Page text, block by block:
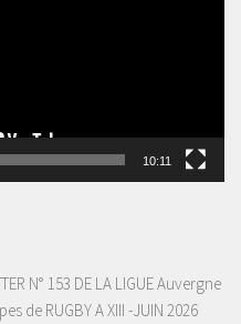
10:11
N° 153 DE LA LIGUE Auvergne
de RUGBY A XIII -JUIN 2026